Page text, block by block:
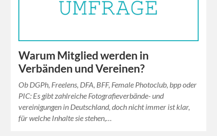
Warum Mitglied werden in
Verbänden und Vereinen?
Ob DGPh, Freelens, DFA, BFF, Female Photoclub, bpp oder
PIC: Es gibt zahlreiche Fotografieverbände- und
vereinigungen in Deutschland, doch nicht immer ist klar,
für welche Inhalte sie stehen,…